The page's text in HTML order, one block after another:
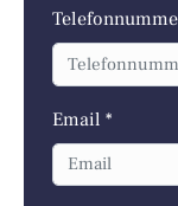
Email *